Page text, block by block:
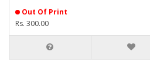
Out Of Print
Rs. 300.00